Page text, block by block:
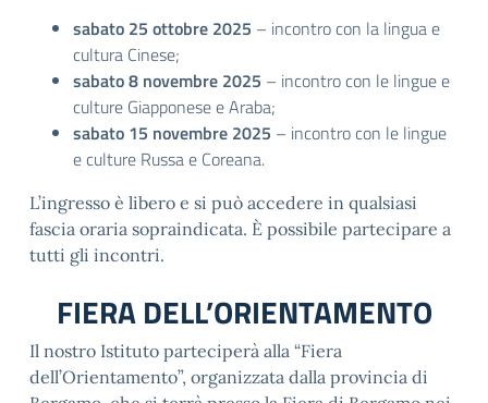
sabato 25 ottobre 2025 – incontro con la lingua e
cultura Cinese;
sabato 8 novembre 2025 – incontro con le lingue e
culture Giapponese e Araba;
sabato 15 novembre 2025 – incontro con le lingue
e culture Russa e Coreana.
L’ingresso è libero e si può accedere in qualsiasi
fascia oraria sopraindicata. È possibile partecipare a
tutti gli incontri.
FIERA DELL’ORIENTAMENTO
Il nostro Istituto parteciperà alla “Fiera
dell’Orientamento”, organizzata dalla provincia di